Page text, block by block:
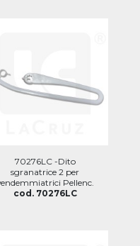
70276LC -Dito
sgranatrice 2 per
Pellenc.
cod. 70276LC